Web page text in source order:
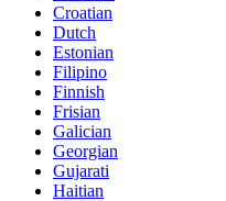
Croatian
Dutch
Estonian
Filipino
Finnish
Frisian
Galician
Georgian
Gujarati
Haitian